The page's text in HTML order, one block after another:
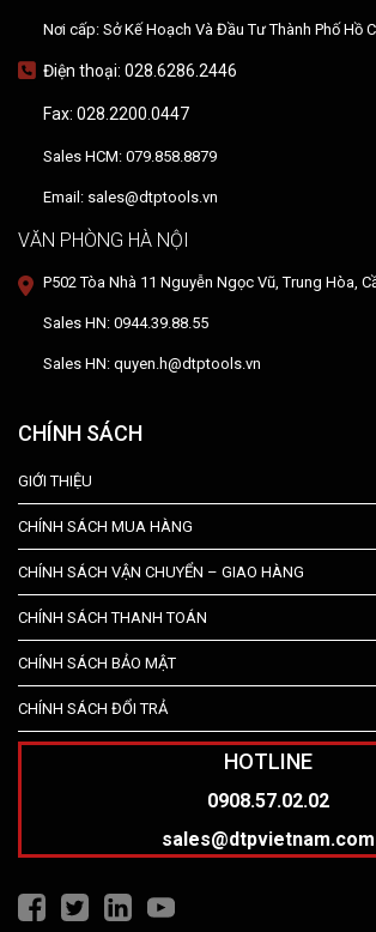
Nơi cấp: Sở Kế Hoạch Và Đầu Tư Thành Phố Hồ
Điện thoại: 028.6286.2446
Fax: 028.2200.0447
Sales HCM: 079.858.8879
Email: sales@dtptools.vn
VĂN PHÒNG HÀ NỘI
P502 Tòa Nhà 11 Nguyễn Ngọc Vũ, Trung Hòa,
Sales HN: 0944.39.88.55
Sales HN: quyen.h@dtptools.vn
CHÍNH SÁCH
GIỚI THIỆU
CHÍNH SÁCH MUA HÀNG
CHÍNH SÁCH VẬN CHUYỂN – GIAO HÀNG
CHÍNH SÁCH THANH TOÁN
CHÍNH SÁCH BẢO MẬT
CHÍNH SÁCH ĐỔI TRẢ
HOTLINE
0908.57.02.02
sales@dtpvietnam.com